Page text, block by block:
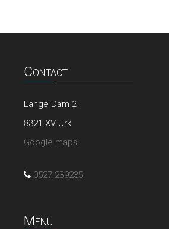
Contact
Lange Dam 2
8321 XV Urk
Google maps
0527-239235
Menu